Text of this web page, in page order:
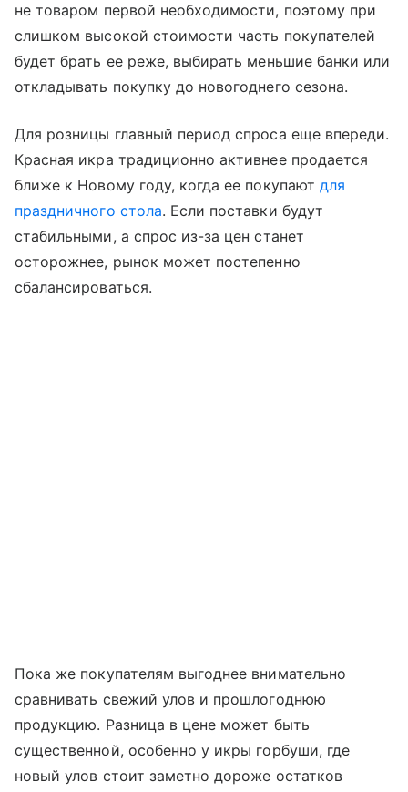
не товаром первой необходимости, поэтому при
слишком высокой стоимости часть покупателей
будет брать ее реже, выбирать меньшие банки или
откладывать покупку до новогоднего сезона.
Для розницы главный период спроса еще впереди.
Красная икра традиционно активнее продается
ближе к Новому году, когда ее покупают для
праздничного стола. Если поставки будут
стабильными, а спрос из-за цен станет
осторожнее, рынок может постепенно
сбалансироваться.
Пока же покупателям выгоднее внимательно
сравнивать свежий улов и прошлогоднюю
продукцию. Разница в цене может быть
существенной, особенно у икры горбуши, где
новый улов стоит заметно дороже остатков